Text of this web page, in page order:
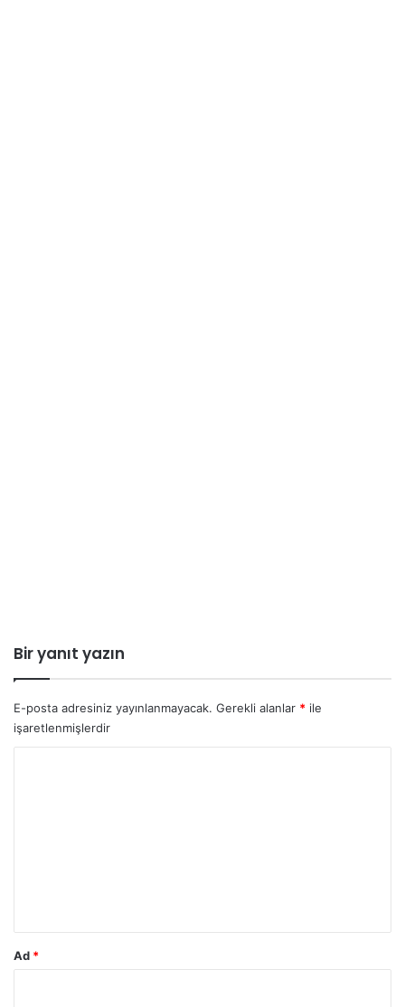
Bir yanıt yazın
E-posta adresiniz yayınlanmayacak. Gerekli alanlar * ile
işaretlenmişlerdir
Ad *